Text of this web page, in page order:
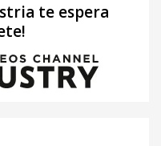
te espera